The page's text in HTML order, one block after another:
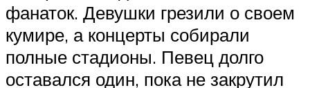
фанаток. Девушки грезили о своем
кумире, а концерты собирали
полные стадионы. Певец долго
оставался один, пока не закрутил